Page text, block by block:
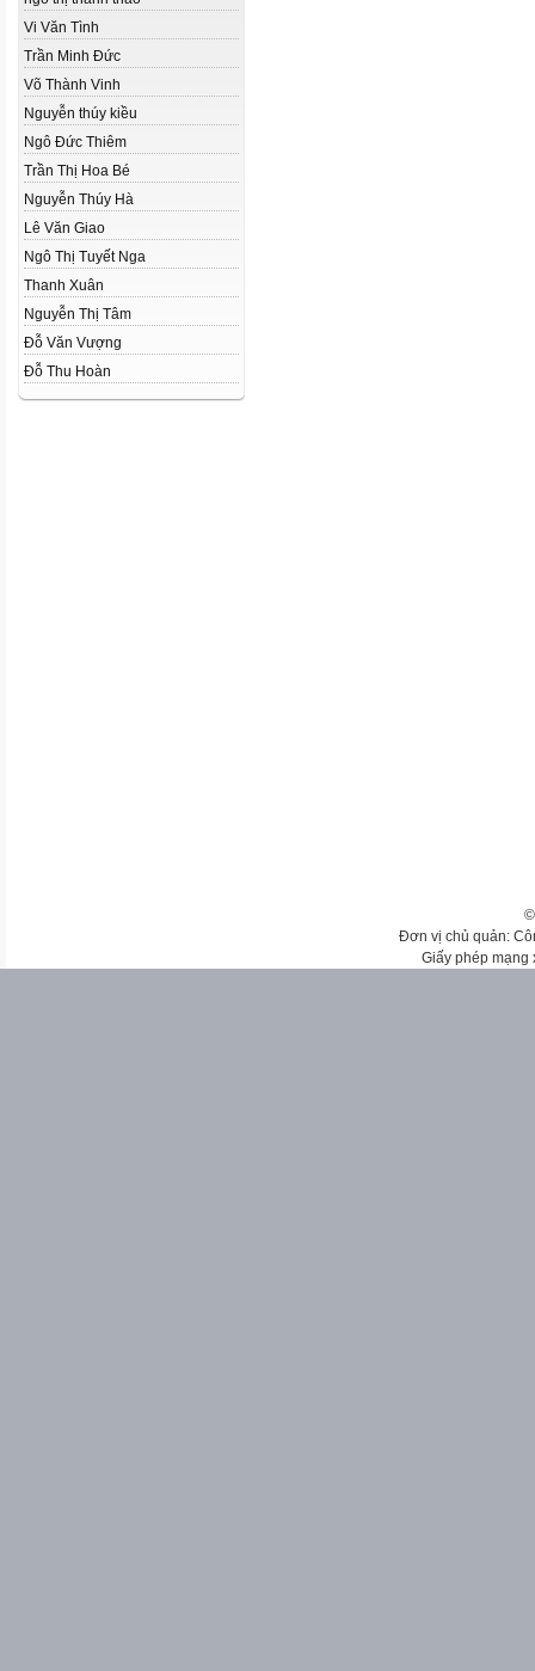
Vi Văn Tình
Trần Minh Đức
Võ Thành Vinh
Nguyễn thúy kiều
Ngô Đức Thiêm
Trần Thị Hoa Bé
Nguyễn Thúy Hà
Lê Văn Giao
Ngô Thị Tuyết Nga
Thanh Xuân
Nguyễn Thị Tâm
Đỗ Văn Vượng
Đỗ Thu Hoàn
Đơn vị chủ quản:
Giấy phép mạng